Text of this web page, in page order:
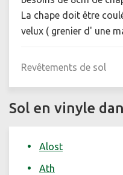
La chape doit être
velux ( grenier d' une
Revêtements de sol
Sol en vinyle
Alost
Ath